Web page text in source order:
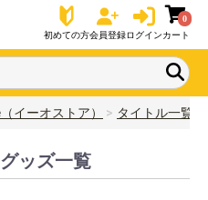
初めての方会員登録ログイン
0
カート
イーオストア） タイトル一覧
ッズ一覧